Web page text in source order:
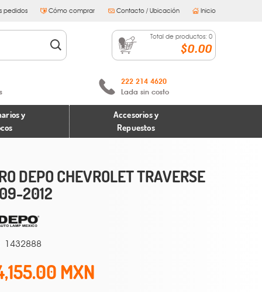
pedidos Cómo comprar Contacto / Ubicación Inicio
Total de productos: 0
$0.00
222 214 4620
Lada sin costo
y
Accesorios y
Repuestos
DEPO CHEVROLET TRAVERSE
2012
1432888